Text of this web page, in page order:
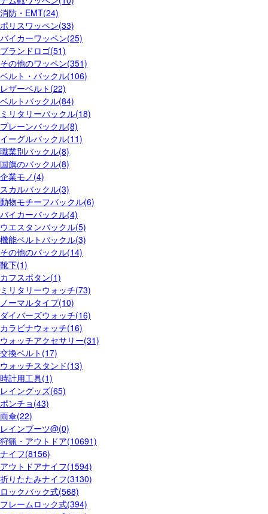
消防・EMT(24)
ポリスワッペン(33)
バイカーワッペン(25)
ブランドロゴ(51)
その他のワッペン(351)
ベルト・バックル(106)
レザーベルト(22)
ベルトバックル(84)
ミリタリーバックル(18)
プレーンバックル(8)
イーグルバックル(11)
職業別バックル(8)
国旗のバックル(8)
企業モノ(4)
スカルバックル(3)
動物モチーフバックル(6)
バイカーバックル(4)
ウエスタンバックル(5)
機能ベルトバックル(3)
その他のバックル(14)
靴下(1)
カフスボタン(1)
ミリタリーウォッチ(73)
ノーマルタイプ(10)
ダイバーズウォッチ(16)
カラビナウォッチ(16)
ウォッチアクセサリー(31)
交換ベルト(17)
ウォッチスタンド(13)
時計用工具(1)
レイングッズ(65)
ポンチョ(43)
雨傘(22)
レインブーツ@(0)
狩猟・アウトドア(10691)
ナイフ(8156)
アウトドアナイフ(1594)
折りたたみナイフ(3130)
ロックバック式(568)
フレームロック式(394)